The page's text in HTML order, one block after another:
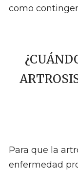
como
Para que la
enfermedad